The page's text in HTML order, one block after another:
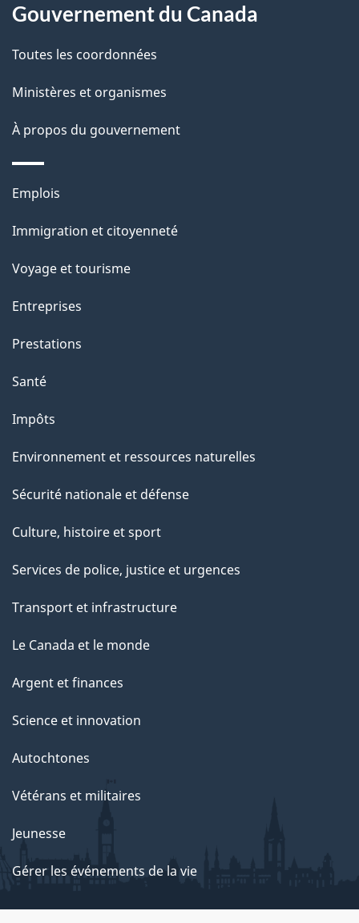
a
g
e
a
c
i
o
s
u
r
e
t
e
p
g
e
Gouvernement du Canada
Toutes les coordonnées
Ministères et organismes
À propos du gouvernement
Thèmes
sujets
Emplois
Immigration et citoyenneté
Voyage et tourisme
Entreprises
Prestations
Santé
Impôts
Environnement et ressources naturelles
Sécurité nationale et défense
Culture, histoire et sport
Services de police, justice et urgences
Transport et infrastructure
Le Canada et le monde
Argent et finances
Science et innovation
Autochtones
Vétérans et militaires
Jeunesse
Gérer les événements de la vie